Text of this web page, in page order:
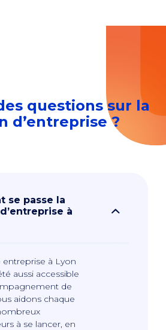
questions sur la
d’entreprise ?
se passe la
à
entreprise à Lyon
aussi accessible
de
aidons chaque
à se lancer, en